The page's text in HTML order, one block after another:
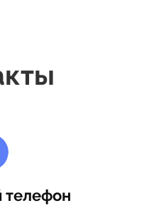
телефон